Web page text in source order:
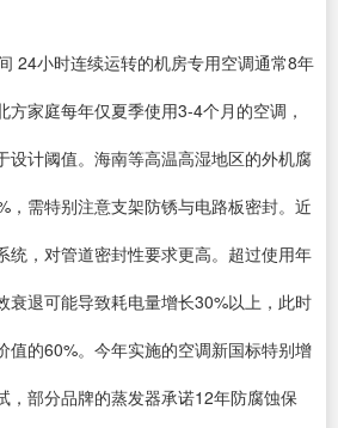
24小时连续运转的机房专用空调通常8年
方家庭每年仅夏季使用3-4个月的空调，
设计阈值。海南等高温高湿地区的外机腐
，需特别注意支架防锈与电路板密封。近
统，对管道密封性要求更高。超过使用年
衰退可能导致耗电量增长30%以上，此时
值的60%。今年实施的空调新国标特别增
，部分品牌的蒸发器承诺12年防腐蚀保